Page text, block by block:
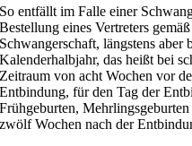
Soentfällt im Falle einer
Bestellung eines Vertreters
Schwangerschaft, längstens
Kalenderhalbjahr, das heißt bei
Zeitraum von acht Wochen vor
Entbindung, für den Tag der
Frühgeburten,
zwölf Wochen nach der